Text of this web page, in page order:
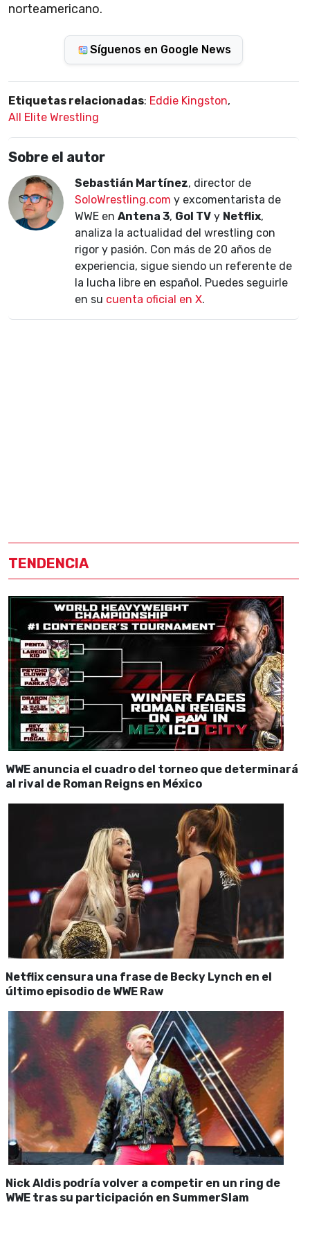
norteamericano.
Síguenos en Google News
Etiquetas relacionadas: Eddie Kingston,
All Elite Wrestling
Sobre el autor
Sebastián Martínez, director de
SoloWrestling.com y excomentarista de
WWE en Antena 3, Gol TV y Netflix,
analiza la actualidad del wrestling con
rigor y pasión. Con más de 20 años de
experiencia, sigue siendo un referente de
la lucha libre en español. Puedes seguirle
en su cuenta oficial en X.
TENDENCIA
WWE anuncia el cuadro del torneo que determinará
al rival de Roman Reigns en México
Netflix censura una frase de Becky Lynch en el
último episodio de WWE Raw
Nick Aldis podría volver a competir en un ring de
WWE tras su participación en SummerSlam